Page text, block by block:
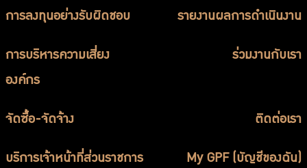
การลงทุนอย่างรับผิดชอบ รายงานผลการดำเนินงาน
การบริหารความเสี่ยง
องค์กร
ร่วมงานกับเรา
จัดซื้อ-จัดจ้าง ติดต่อเรา
บริการเจ้าหน้าที่ส่วนราชการ My GPF (บัญชีของฉัน)